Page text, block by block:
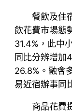
餐飲及住
飲花費市場態
31.4%，此中
同比分辨增加
26.8%。融會
易近宿辦事同
商品花費